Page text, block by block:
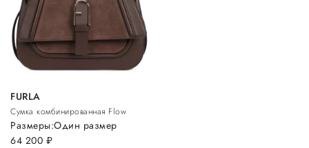
FURLA
Сумка комбинированная Flow
64 200 руб.
Размеры:Один размер